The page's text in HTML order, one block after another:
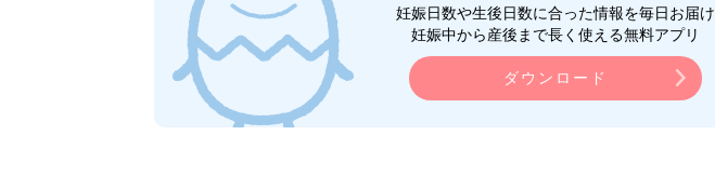
妊娠日数や生後日数に合った情報を毎日お届け
妊娠中から産後まで長く使える無料アプリ
ダウンロード